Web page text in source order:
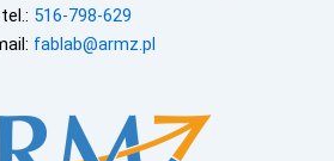
tel.: 516-798-629
fablab@armz.pl